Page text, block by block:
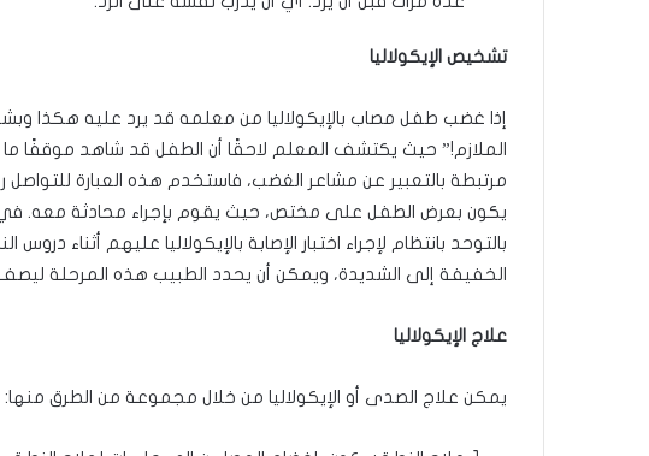
تشخيص الإيكولاليا
إذا غضب طفل مصاب بالإيكولاليا من معلمه قد يرد عليه هكذا
الملازم!” حيث يكتشف المعلم لاحقًا أن الطفل قد شاهد موقفًا
مرتبطة بالتعبير عن مشاعر الغضب، فاستخدم هذه العبارة
يكون بعرض الطفل على مختص، حيث يقوم بإجراء محادثة معه. في
بالتوحد بانتظام لإجراء اختبار الإصابة بالإيكولاليا عليهم أثناء
الخفيفة إلى الشديدة، ويمكن أن يحدد الطبيب هذه المرحلة ليصف
علاج الإيكولاليا
يمكن علاج الصدى أو الإيكولاليا من خلال مجموعة من الطرق منها: